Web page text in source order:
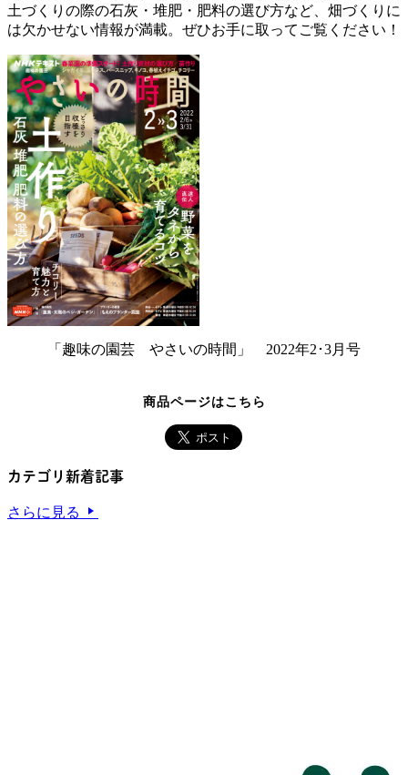
土づくりの際の石灰・堆肥・肥料の選び方など、畑づくりに
は欠かせない情報が満載。ぜひお手に取ってご覧ください！
「趣味の園芸 やさいの時間」 2022年2･3月号
商品ページはこちら
カテゴリ新着記事
さらに見る